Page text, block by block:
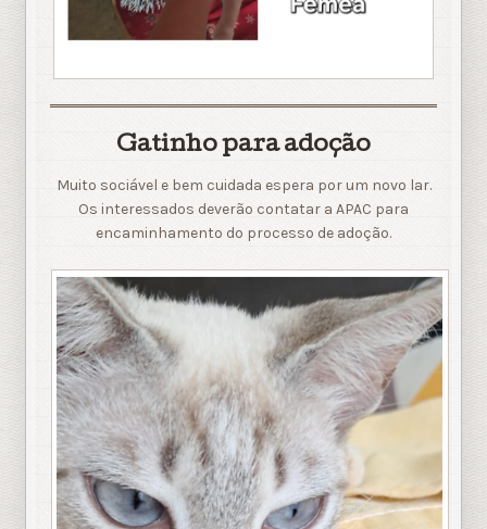
Gatinho para adoção
Muito sociável e bem cuidada espera por um novo lar.
Os interessados deverão contatar a APAC para
encaminhamento do processo de adoção.